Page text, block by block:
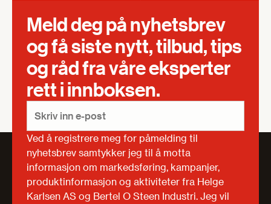
Meld deg på nyhetsbrev
og få siste nytt, tilbud, tips
og råd fra våre eksperter
rett i innboksen.
Ved å registrere meg for påmelding til
nyhetsbrev samtykker jeg til å motta
informasjon om markedsføring, kampanjer,
produktinformasjon og aktiviteter fra Helge
Karlsen AS og Bertel O Steen Industri. Jeg vil